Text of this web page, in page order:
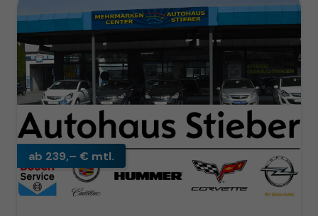
ab 239,– € mtl.